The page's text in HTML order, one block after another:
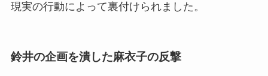
現実の行動によって裏付けられました。
鈴井の企画を潰した麻衣子の反撃